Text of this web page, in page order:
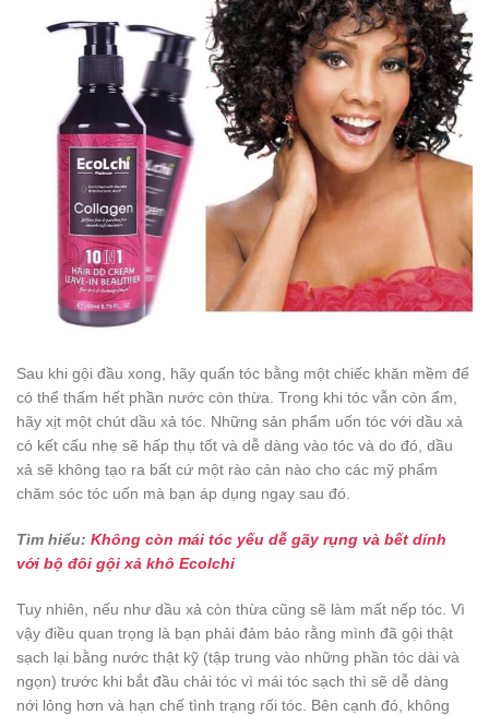
Sau khi gội đầu xong, hãy quấn tóc bằng một chiếc khăn mềm để
có thể thấm hết phần nước còn thừa. Trong khi tóc vẫn còn ẩm,
hãy xịt một chút dầu xả tóc. Những sản phẩm uốn tóc với dầu xả
có kết cấu nhẹ sẽ hấp thụ tốt và dễ dàng vào tóc và do đó, dầu
xả sẽ không tạo ra bất cứ một rào cản nào cho các mỹ phẩm
chăm sóc tóc uốn mà bạn áp dụng ngay sau đó.
Tìm hiểu: Không còn mái tóc yếu dễ gãy rụng và bết dính
với bộ đôi gội xả khô Ecolchi
Tuy nhiên, nếu như dầu xả còn thừa cũng sẽ làm mất nếp tóc. Vì
vậy điều quan trọng là bạn phải đảm bảo rằng mình đã gội thật
sạch lại bằng nước thật kỹ (tập trung vào những phần tóc dài và
ngọn) trước khi bắt đầu chải tóc vì mái tóc sạch thì sẽ dễ dàng
nới lỏng hơn và hạn chế tình trạng rối tóc. Bên cạnh đó, không